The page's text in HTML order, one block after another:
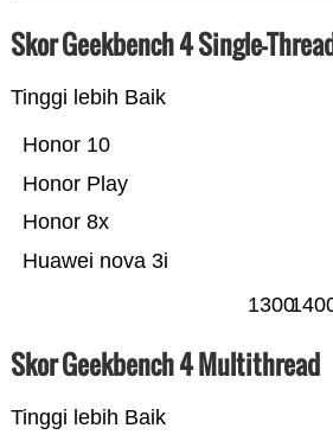
Skor Geekbench 4 Single-
Tinggi lebih Baik
Huawei nova 3i
Honor 8x
Honor Play
Honor 10
1300
Skor Geekbench 4 Multithread
Tinggi lebih Baik